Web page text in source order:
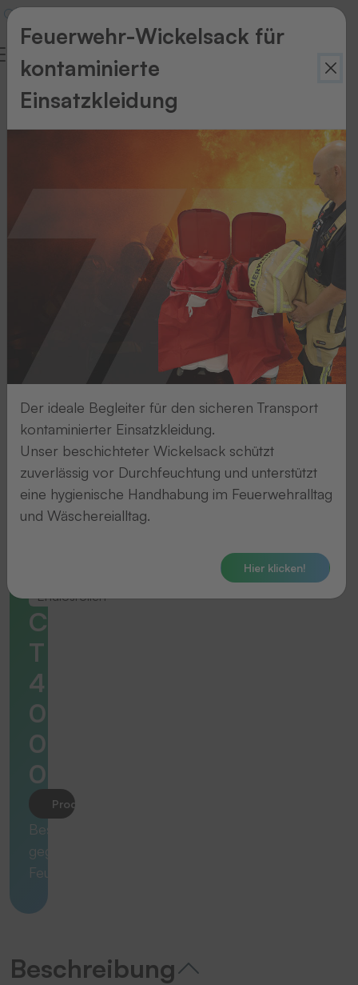
Zurück
Endlosrollen
C
T
4
0
0
0
Produkt anfragen
Beständig
gegen
Feuer.
Beschreibung
Feuerwehr-Wickelsack für
kontaminierte
Einsatzkleidung
Der ideale Begleiter für den sicheren Transport
kontaminierter Einsatzkleidung.
Unser beschichteter Wickelsack schützt
zuverlässig vor Durchfeuchtung und unterstützt
eine hygienische Handhabung im Feuerwehralltag
und Wäschereialltag.
Hier klicken!